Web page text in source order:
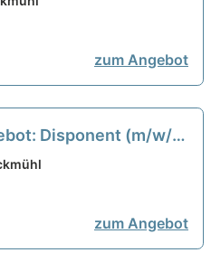
zum Angebot
Disponent (m/w/d)
zum Angebot